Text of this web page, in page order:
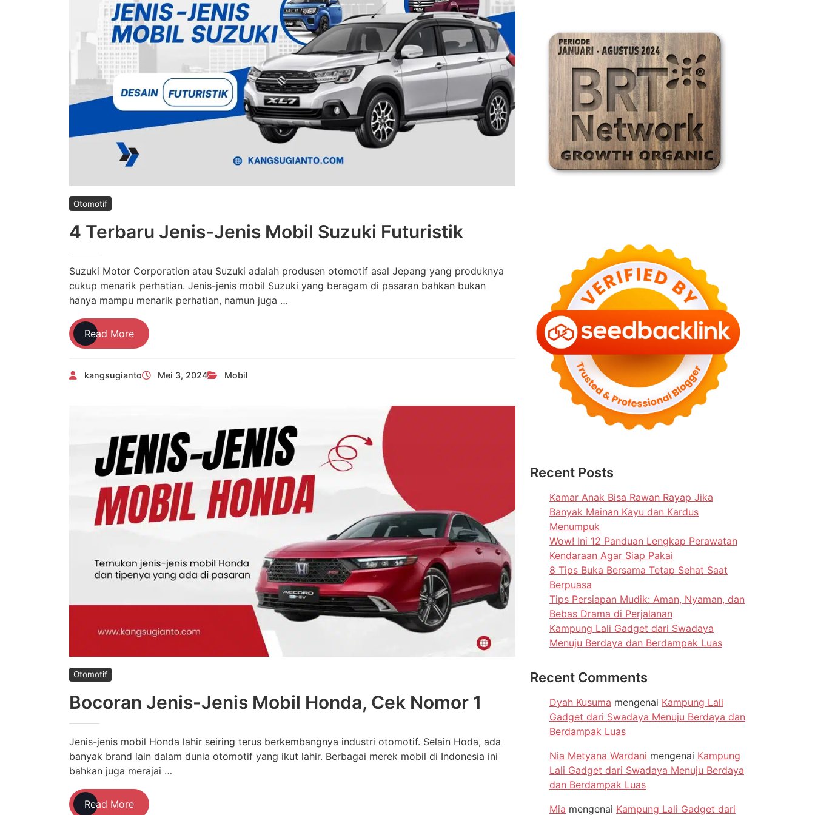
Otomotif
4 Terbaru Jenis-Jenis Mobil Suzuki Futuristik
Suzuki Motor Corporation atau Suzuki adalah produsen otomotif asal Jepang yang produknya
cukup menarik perhatian. Jenis-jenis mobil Suzuki yang beragam di pasaran bahkan bukan
hanya mampu menarik perhatian, namun juga …
Read More4
Terbaru
Jenis
kangsugianto Mei 3, 2024 Mobil
Otomotif
Bocoran Jenis-Jenis Mobil Honda, Cek Nomor 1
Jenis-jenis mobil Honda lahir seiring terus berkembangnya industri otomotif. Selain Hoda, ada
banyak brand lain dalam dunia otomotif yang ikut lahir. Berbagai merek mobil di Indonesia ini
bahkan juga merajai …
Read MoreBocoran
Recent Posts
Kamar Anak Bisa Rawan Rayap Jika
Banyak Mainan Kayu dan Kardus
Menumpuk
Wow! Ini 12 Panduan Lengkap Perawatan
Kendaraan Agar Siap Pakai
8 Tips Buka Bersama Tetap Sehat Saat
Berpuasa
Tips Persiapan Mudik: Aman, Nyaman, dan
Bebas Drama di Perjalanan
Kampung Lali Gadget dari Swadaya
Menuju Berdaya dan Berdampak Luas
Recent Comments
Dyah Kusuma mengenai Kampung Lali
Gadget dari Swadaya Menuju Berdaya dan
Berdampak Luas
Nia Metyana Wardani mengenai Kampung
Lali Gadget dari Swadaya Menuju Berdaya
dan Berdampak Luas
Mia mengenai Kampung Lali Gadget dari